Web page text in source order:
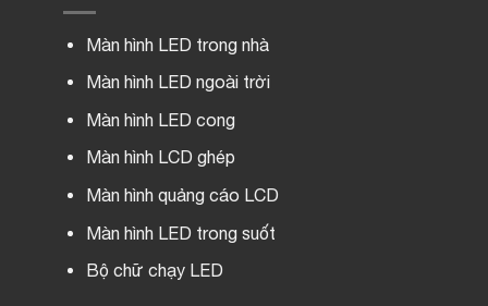
Màn hình LED trong nhà
Màn hình LED ngoài trời
Màn hình LED cong
Màn hình LCD ghép
Màn hình quảng cáo LCD
Màn hình LED trong suốt
Bộ chữ chạy LED